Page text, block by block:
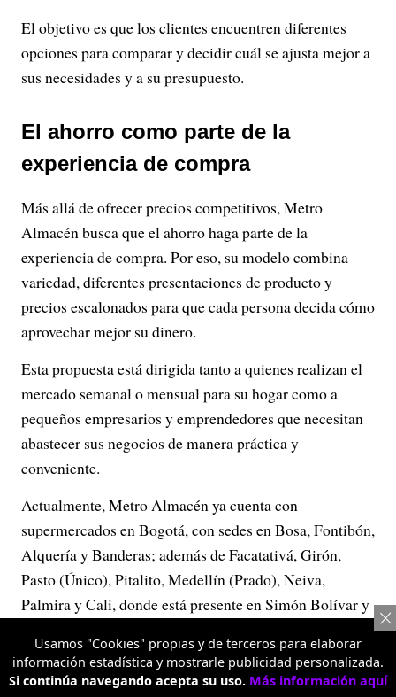
El objetivo es que los clientes encuentren diferentes
opciones para comparar y decidir cuál se ajusta mejor a
sus necesidades y a su presupuesto.
El ahorro como parte de la
experiencia de compra
Más allá de ofrecer precios competitivos, Metro
Almacén busca que el ahorro haga parte de la
experiencia de compra. Por eso, su modelo combina
variedad, diferentes presentaciones de producto y
precios escalonados para que cada persona decida cómo
aprovechar mejor su dinero.
Esta propuesta está dirigida tanto a quienes realizan el
mercado semanal o mensual para su hogar como a
pequeños empresarios y emprendedores que necesitan
abastecer sus negocios de manera práctica y
conveniente.
Actualmente, Metro Almacén ya cuenta con
supermercados en Bogotá, con sedes en Bosa, Fontibón,
Alquería y Banderas; además de Facatativá, Girón,
Pasto (Único), Pitalito, Medellín (Prado), Neiva,
Palmira y Cali, donde está presente en Simón Bolívar y
Con esta evolución, la marca busca consolidarse como
una alternativa para quienes quieren hacer una compra
Usamos "Cookies" propias y de terceros para elaborar
información estadística y mostrarle publicidad personalizada.
Si continúa navegando acepta su uso. Más información aquí